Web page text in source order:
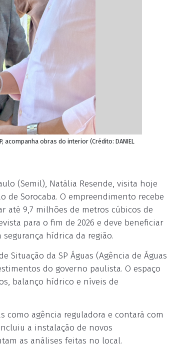
acompanha obras do interior (Crédito: DANIEL
(Semil), Natália Resende, visita hoje
de Sorocaba. O empreendimento recebe
até 9,7 milhões de metros cúbicos de
para o fim de 2026 e deve beneficiar
hídrica da região.
Situação da SP Águas (Agência de Águas
do governo paulista. O espaço
balanço hídrico e níveis de
como agência reguladora e contará com
a instalação de novos
as análises feitas no local.